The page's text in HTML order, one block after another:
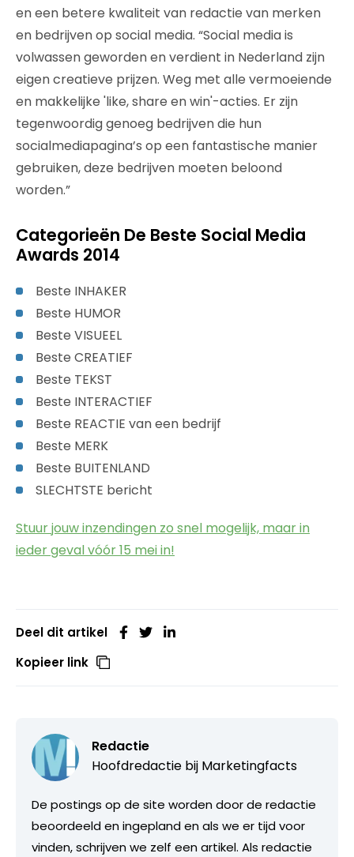
en een betere kwaliteit van redactie van merken
en bedrijven op social media. “Social media is
volwassen geworden en verdient in Nederland zijn
eigen creatieve prijzen. Weg met alle vermoeiende
en makkelijke 'like, share en win'-acties. Er zijn
tegenwoordig genoeg bedrijven die hun
socialmediapagina’s op een fantastische manier
gebruiken, deze bedrijven moeten beloond
worden.”
Categorieën De Beste Social Media
Awards 2014
Beste INHAKER
Beste HUMOR
Beste VISUEEL
Beste CREATIEF
Beste TEKST
Beste INTERACTIEF
Beste REACTIE van een bedrijf
Beste MERK
Beste BUITENLAND
SLECHTSTE bericht
Stuur jouw inzendingen zo snel mogelijk, maar in
ieder geval vóór 15 mei in!
Deel dit artikel
Kopieer link
Redactie
Hoofdredactie bij Marketingfacts
De postings op de site worden door de redactie
beoordeeld en ingepland en als we er tijd voor
vinden, schrijven we zelf een artikel. Als redactie